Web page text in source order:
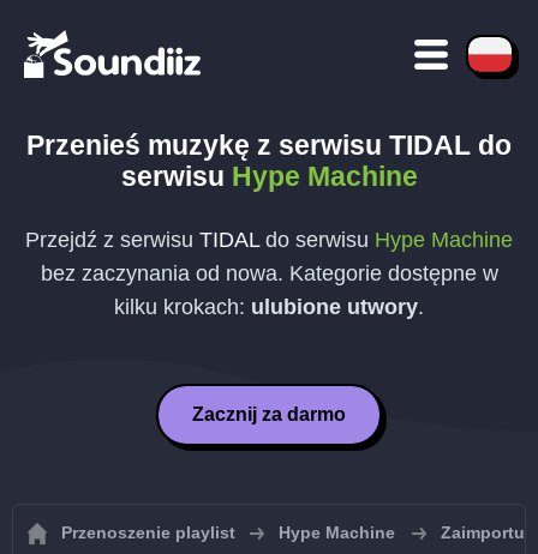
Przenieś muzykę z serwisu TIDAL do
serwisu Hype Machine
Przejdź z serwisu TIDALdo serwisu Hype Machine
bez zaczynania od nowa. Kategorie dostępne w
kilku krokach: ulubione utwory.
Zacznij za darmo
Przenoszenie playlist Hype Machine Zaimportuj